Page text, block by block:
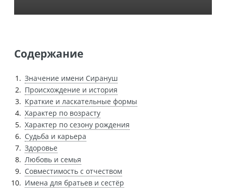
Содержание
Значение имени Сирануш
Происхождение и история
Краткие и ласкательные формы
Характер по возрасту
Характер по сезону рождения
Судьба и карьера
Здоровье
Любовь и семья
Совместимость с отчеством
Имена для братьев и сестёр